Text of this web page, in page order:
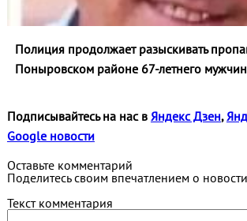
Полиция продолжает разыскивать
Поныровском районе 67-летнего
Подписывайтесь на нас в Яндекс Дзен,
Google новости
Оставьте комментарий
Поделитесь своим впечатлением о
Текст комментария